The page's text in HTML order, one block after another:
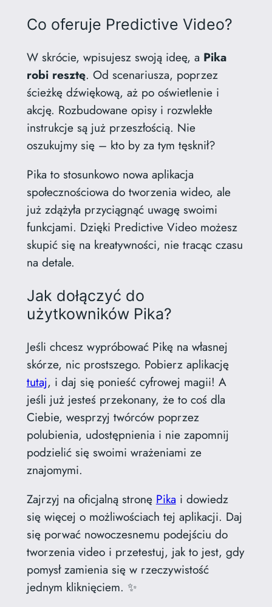
Co oferuje Predictive Video?
W skrócie, wpisujesz swoją ideę, a Pika
robi resztę. Od scenariusza, poprzez
ścieżkę dźwiękową, aż po oświetlenie i
akcję. Rozbudowane opisy i rozwlekłe
instrukcje są już przeszłością. Nie
oszukujmy się – kto by za tym tęsknił?
Pika to stosunkowo nowa aplikacja
społecznościowa do tworzenia wideo, ale
już zdążyła przyciągnąć uwagę swoimi
funkcjami. Dzięki Predictive Video możesz
skupić się na kreatywności, nie tracąc czasu
na detale.
Jak dołączyć do
użytkowników Pika?
Jeśli chcesz wypróbować Pikę na własnej
skórze, nic prostszego. Pobierz aplikację
tutaj, i daj się ponieść cyfrowej magii! A
jeśli już jesteś przekonany, że to coś dla
Ciebie, wesprzyj twórców poprzez
polubienia, udostępnienia i nie zapomnij
podzielić się swoimi wrażeniami ze
znajomymi.
Zajrzyj na oficjalną stronę Pika i dowiedz
się więcej o możliwościach tej aplikacji. Daj
się porwać nowoczesnemu podejściu do
tworzenia video i przetestuj, jak to jest, gdy
pomysł zamienia się w rzeczywistość
jednym kliknięciem. ✨